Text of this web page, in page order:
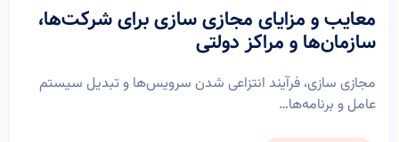
معایب و مزایای مجازی سازی برای شرکت‌ها،
سازمان‌ها و مراکز دولتی
مجازی سازی، فرآیند انتزاعی شدن سرویس‌ها و تبدیل سیستم
عامل و برنامه‌ها…